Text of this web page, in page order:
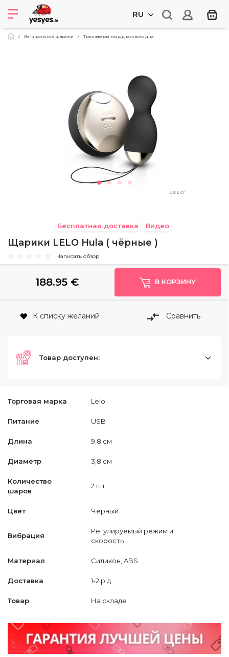
RU
Вагинальные шарики Тренажеры мыщц тазового дна
Бесплатная доставка Видео
Щарики LELO Hula ( чёрные )
Написать обзор
Торговая марка Lelo
Питание USB
Длина 9,8 см
Диаметр 3,8 см
Количество
шаров
2 шт.
Цвет Черный
Вибрация
Регулируемый режим и
скорость
Материал Силикон, ABS
Доставка 1-2 р.д.
Товар На складе
188.95 € В КОРЗИНУ
К списку желаний Сравнить
Товар доступен: